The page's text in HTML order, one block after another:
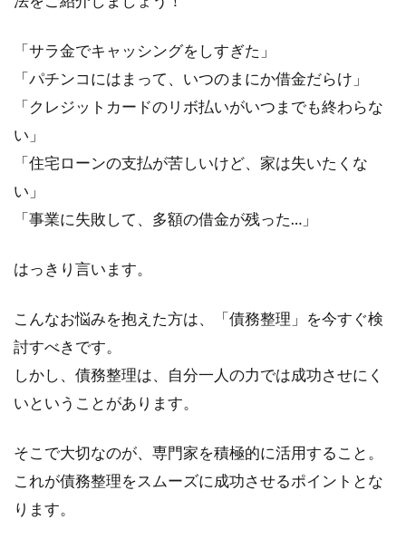
「サラ金でキャッシングをしすぎた」
「パチンコにはまって、いつのまにか借金だらけ」
「クレジットカードのリボ払いがいつまでも終わらな
い」
「住宅ローンの支払が苦しいけど、家は失いたくな
い」
「事業に失敗して、多額の借金が残った…」
はっきり言います。
こんなお悩みを抱えた方は、「債務整理」を今すぐ検
討すべきです。
しかし、債務整理は、自分一人の力では成功させにく
いということがあります。
そこで大切なのが、専門家を積極的に活用すること。
これが債務整理をスムーズに成功させるポイントとな
ります。